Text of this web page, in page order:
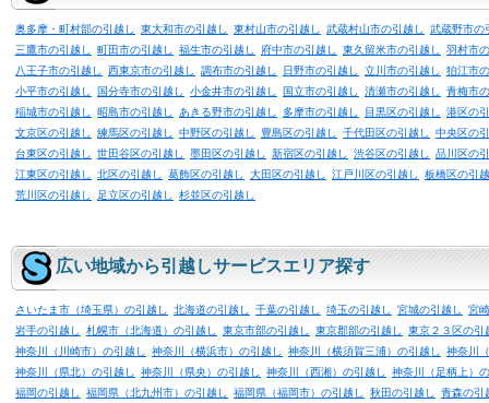
奥多摩・町村部の引越し 東大和市の引越し 東村山市の引越し 武蔵村山市の引越し
武蔵野市の
三鷹市の引越し
町田市の引越し 福生市の引越し 府中市の引越し 東久留米市の引越し
羽村市
八王子市の引越し
西東京市の引越し 調布市の引越し 日野市の引越し 立川市の引越し
狛江市
小平市の引越し
国分寺市の引越し 小金井市の引越し 国立市の引越し 清瀬市の引越し
青梅市
稲城市の引越し
昭島市の引越し あきる野市の引越し 多摩市の引越し 目黒区の引越し
港区の
文京区の引越し
練馬区の引越し 中野区の引越し 豊島区の引越し 千代田区の引越し
中央区の
台東区の引越し
世田谷区の引越し 墨田区の引越し 新宿区の引越し 渋谷区の引越し
品川区の
江東区の引越し
北区の引越し 葛飾区の引越し 大田区の引越し 江戸川区の引越し
板橋区の引
荒川区の引越し
足立区の引越し 杉並区の引越し
広い地域から引越しサービスエリア探す
さいたま市（埼玉県）の引越し 北海道の引越し 千葉の引越し 埼玉の引越し 宮城の引越し
宮
岩手の引越し
札幌市（北海道）の引越し 東京市部の引越し 東京郡部の引越し
東京２３区の引
神奈川（川崎市）の引越し
神奈川（横浜市）の引越し 神奈川（横須賀三浦）の引越し
神奈川
神奈川（県北）の引越し
神奈川（県央）の引越し 神奈川（西湘）の引越し
神奈川（足柄上）
福岡の引越し
福岡県（北九州市）の引越し 福岡県（福岡市）の引越し 秋田の引越し 青森の引